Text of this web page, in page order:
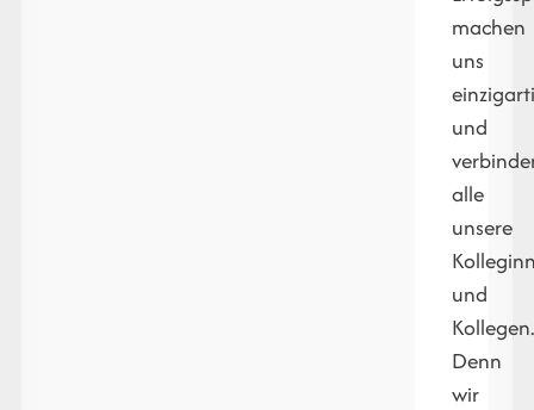
machen
uns
und
alle
unsere
und
Denn
wir